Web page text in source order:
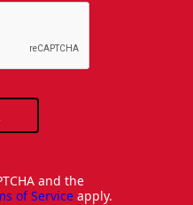
and the
of Service apply.